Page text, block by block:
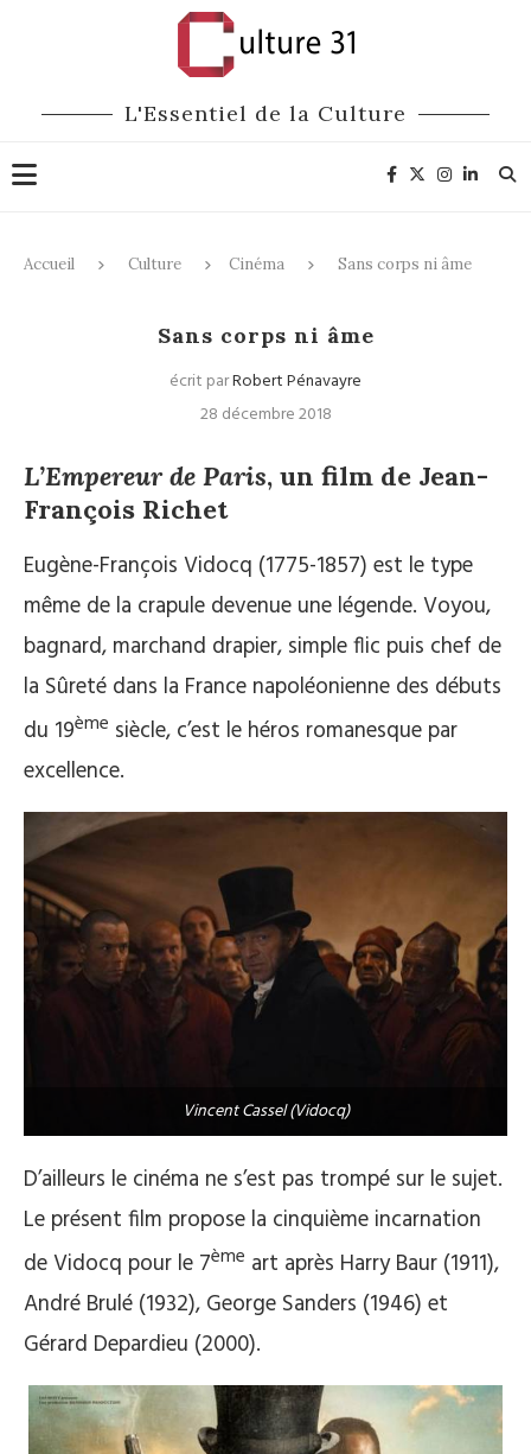
L'Essentiel de la Culture
Accueil Culture Cinéma Sans corps ni âme
Sans corps ni âme
écrit parRobert Pénavayre
28 décembre 2018
L’Empereur de Paris, un film de Jean-
François Richet
Eugène-François Vidocq (1775-1857) est le type
même de la crapule devenue une légende. Voyou,
bagnard, marchand drapier, simple flic puis chef de
la Sûreté dans la France napoléonienne des débuts
du 19ème siècle, c’est le héros romanesque par
excellence.
Vincent Cassel (Vidocq)
D’ailleurs le cinéma ne s’est pas trompé sur le sujet.
Le présent film propose la cinquième incarnation
de Vidocq pour le 7ème art après Harry Baur (1911),
André Brulé (1932), George Sanders (1946) et
Gérard Depardieu (2000).